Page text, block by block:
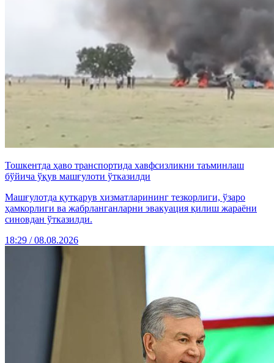
Тошкентда ҳаво транспортида хавфсизликни таъминлаш
бўйича ўқув машғулоти ўтказилди
Машғулотда қутқарув хизматларининг тезкорлиги, ўзаро
ҳамкорлиги ва жабрланганларни эвакуация қилиш жараёни
синовдан ўтказилди.
18:29 / 08.08.2026